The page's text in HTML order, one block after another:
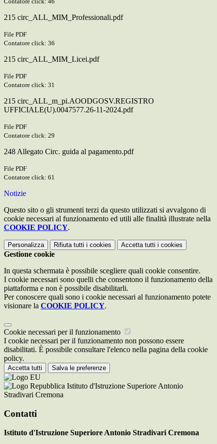
215 circ_ALL_MIM_Professionali.pdf
File PDF
Contatore click: 36
215 circ_ALL_MIM_Licei.pdf
File PDF
Contatore click: 31
215 circ_ALL_m_pi.AOODGOSV.REGISTRO
UFFICIALE(U).0047577.26-11-2024.pdf
File PDF
Contatore click: 29
248 Allegato Circ. guida al pagamento.pdf
File PDF
Contatore click: 61
Notizie
Questo sito o gli strumenti terzi da questo utilizzati si avvalgono di
cookie necessari al funzionamento ed utili alle finalità illustrate nella
COOKIE POLICY.
Personalizza Rifiuta tutti i cookies Accetta tutti i cookies
Gestione cookie
In questa schermata è possibile scegliere quali cookie consentire.
I cookie necessari sono quelli che consentono il funzionamento della
piattaforma e non è possibile disabilitarli.
Per conoscere quali sono i cookie necessari al funzionamento potete
visionare la COOKIE POLICY.
Cookie necessari per il funzionamento
I cookie necessari per il funzionamento non possono essere
disabilitati. È possibile consultare l'elenco nella pagina della cookie
policy.
Accetta tutti Salva le preferenze
Istituto d'Istruzione Superiore Antonio
Stradivari Cremona
Contatti
Istituto d'Istruzione Superiore Antonio Stradivari Cremona